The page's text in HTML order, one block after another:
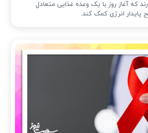
که آغاز روز با یک وعده غذایی متعادل
انرژی کمک کند.